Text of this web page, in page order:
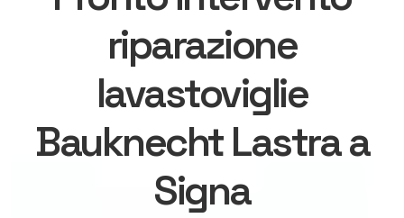
riparazione
lavastoviglie
Bauknecht Lastra a
Signa